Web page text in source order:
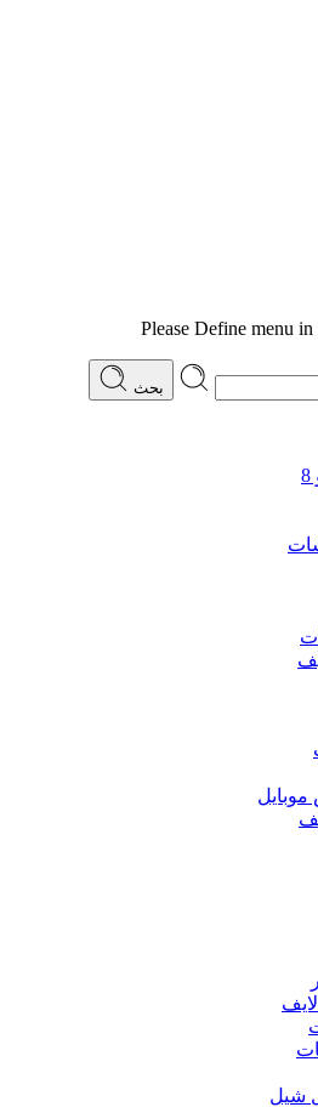
Please Define menu in
بحث